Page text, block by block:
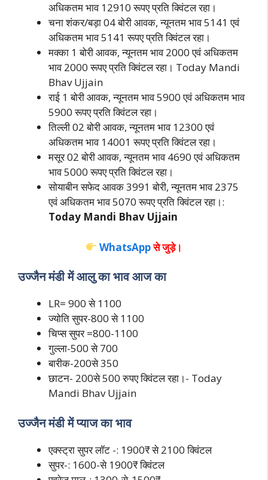
अधिकतम भाव 12910 रूपए प्रति क्विंटल रहा।
चना शंकर/बड़ा 04 बोरी आवक, न्यूनतम भाव 5141 एवं
अधिकतम भाव 5141 रूपए प्रति क्विंटल रहा।
मक्का 1 बोरी आवक, न्यूनतम भाव 2000 एवं अधिकतम
भाव 2000 रूपए प्रति क्विंटल रहा। Today Mandi
Bhav Ujjain
राई 1 बोरी आवक, न्यूनतम भाव 5900 एवं अधिकतम भाव
5900 रूपए प्रति क्विंटल रहा।
तिल्ली 02 बोरी आवक, न्यूनतम भाव 12300 एवं
अधिकतम भाव 14001 रूपए प्रति क्विंटल रहा।
मसूर 02 बोरी आवक, न्यूनतम भाव 4690 एवं अधिकतम
भाव 5000 रूपए प्रति क्विंटल रहा।
सोयाबीन सफेद आवक 3991 बोरी, न्यूनतम भाव 2375
एवं अधिकतम भाव 5070 रूपए प्रति क्विंटल रहा।:
Today Mandi Bhav Ujjain
WhatsAppसे जुड़े।
उज्जैन मंडी में आलु का भाव आज का
LR= 900 से 1100
ज्योति सुपर-800 से 1100
चिप्स सुपर =800-1100
गुल्ला-500 से 700
बारीक-200से 350
छाटन- 200से 500 रुपए क्विंटल रहा।- Today
Mandi Bhav Ujjain
उज्जैन मंडी में प्याज का भाव
एक्स्ट्रा सुपर लॉट -: 1900₹ से 2100 क्विंटल
सुपर-: 1600-से 1900₹ क्विंटल